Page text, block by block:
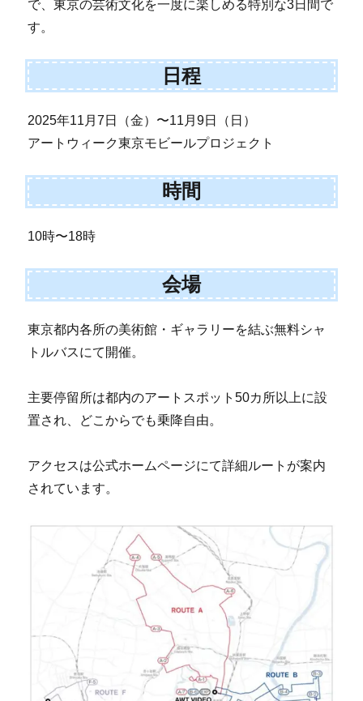
で、東京の芸術文化を一度に楽しめる特別な3日間で
す。
日程
2025年11月7日（金）〜11月9日（日）
アートウィーク東京モビールプロジェクト
時間
10時〜18時
会場
東京都内各所の美術館・ギャラリーを結ぶ無料シャ
トルバスにて開催。
主要停留所は都内のアートスポット50カ所以上に設
置され、どこからでも乗降自由。
アクセスは公式ホームページにて詳細ルートが案内
されています。